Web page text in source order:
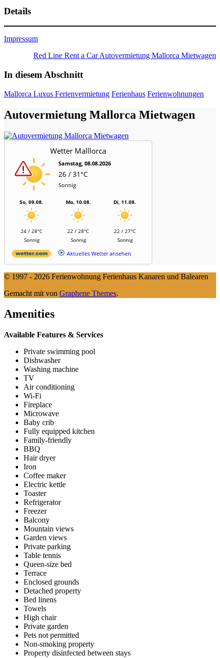
Details
Impressum
Red Line Rent a Car Autovermietung Mallorca Mietwagen
In diesem Abschnitt
Mallorca Luxus Ferienvermietung Ferienhaus Ferienwohnungen
Autovermietung Mallorca Mietwagen
Wetter Malllorca
Samstag, 08.08.2026
26 / 31°C
Sonnig
So, 09.08.
24 / 28°C
Sonnig
Mo, 10.08.
22 / 28°C
Sonnig
Di, 11.08.
22 / 27°C
Sonnig
Aktuelles Wetter ansehen
© 1997 - 2026 Ferienwohnung Ferienhaus Kanaren und Balearen
Gemacht mit von Graphene Themes.
Amenities
Available Features & Services
Private swimming pool
Dishwasher
Washing machine
TV
Air conditioning
Wi-Fi
Fireplace
Microwave
Baby crib
Fully equipped kitchen
Family-friendly
BBQ
Hair dryer
Iron
Coffee maker
Electric kettle
Toaster
Refrigerator
Freezer
Balcony
Mountain views
Garden views
Private parking
Table tennis
Queen-size bed
Terrace
Enclosed grounds
Detached property
Bed linens
Towels
High chair
Private garden
Pets not permitted
Non-smoking property
Property disinfected between stays